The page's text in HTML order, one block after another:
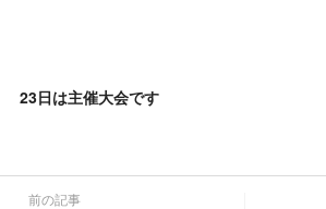
23日は主催大会です
前の記事